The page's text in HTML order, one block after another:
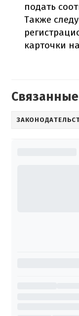
подать
Также
карточки